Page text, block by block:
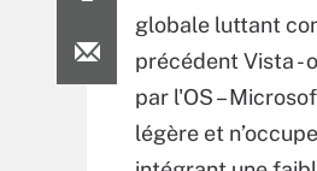
globale luttant
précédent Vista -
par l'OS –
légère et